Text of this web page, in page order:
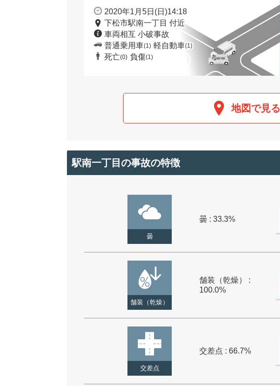
2020年1月5日(日)14:18
下松市駅南一丁目 付近
車両相互 小破事故
普通乗用車(1) 軽自動車(1)
死亡(0) 負傷(1)
地図で見る
駅南一丁目の事故の特徴
曇
曇 : 33.3%
舗装（乾燥）
舗装（乾燥） :
100.0%
交差点
交差点 : 66.7%